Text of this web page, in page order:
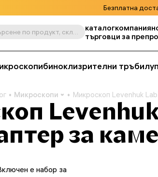
Безплатна
Търсене по продукт, складова единица, категория и т.н. каталогкомпания
търговци за
биноклизрителни тръби
Микроскопи Микроскоп Levenhuk
за
е набор за